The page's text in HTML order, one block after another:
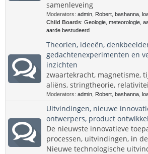
samenleveing
Moderators: admin Robert bashanna
Child Boards: Geologie, meteorologie,
aarde bestudeerd
Theorien, ideeën,
gedachtenexperimenten en
inzichten
zwaartekracht, magnetisme,
aliëns, stringtheorie,
Moderators: admin Robert bashanna
Uitvindingen, nieuwe
ontwerpers, product
De nieuwste innovatieve
processen, uitvindingen, in
Nieuwe technologische